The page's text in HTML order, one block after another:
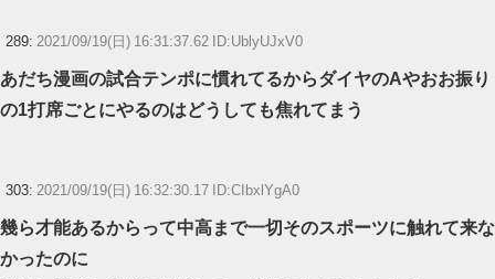
289: 2021/09/19(日) 16:31:37.62 ID:UblyUJxV0
あだち漫画の試合テンポに慣れてるからダイヤのAやおお振り
の1打席ごとにやるのはどうしても焦れてまう
303: 2021/09/19(日) 16:32:30.17 ID:CIbxlYgA0
幾ら才能あるからって中高まで一切そのスポーツに触れて来な
かったのに